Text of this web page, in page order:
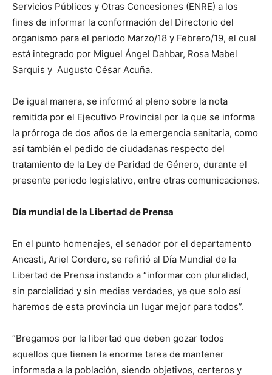
Servicios Públicos y Otras Concesiones (ENRE) a los
fines de informar la conformación del Directorio del
organismo para el periodo Marzo/18 y Febrero/19, el cual
está integrado por Miguel Ángel Dahbar, Rosa Mabel
Sarquis y Augusto César Acuña.
De igual manera, se informó al pleno sobre la nota
remitida por el Ejecutivo Provincial por la que se informa
la prórroga de dos años de la emergencia sanitaria, como
así también el pedido de ciudadanas respecto del
tratamiento de la Ley de Paridad de Género, durante el
presente periodo legislativo, entre otras comunicaciones.
Día mundial de la Libertad de Prensa
En el punto homenajes, el senador por el departamento
Ancasti, Ariel Cordero, se refirió al Día Mundial de la
Libertad de Prensa instando a “informar con pluralidad,
sin parcialidad y sin medias verdades, ya que solo así
haremos de esta provincia un lugar mejor para todos”.
“Bregamos por la libertad que deben gozar todos
aquellos que tienen la enorme tarea de mantener
informada a la población, siendo objetivos, certeros y